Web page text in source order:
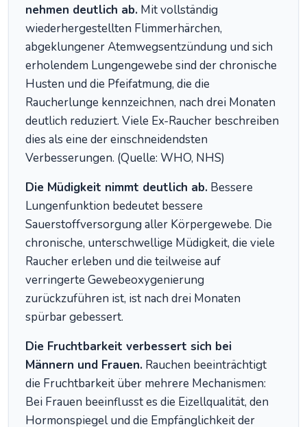
nehmen deutlich ab. Mit vollständig
wiederhergestellten Flimmerhärchen,
abgeklungener Atemwegsentzündung und sich
erholendem Lungengewebe sind der chronische
Husten und die Pfeifatmung, die die
Raucherlunge kennzeichnen, nach drei Monaten
deutlich reduziert. Viele Ex-Raucher beschreiben
dies als eine der einschneidendsten
Verbesserungen. (Quelle: WHO, NHS)
Die Müdigkeit nimmt deutlich ab. Bessere
Lungenfunktion bedeutet bessere
Sauerstoffversorgung aller Körpergewebe. Die
chronische, unterschwellige Müdigkeit, die viele
Raucher erleben und die teilweise auf
verringerte Gewebeoxygenierung
zurückzuführen ist, ist nach drei Monaten
spürbar gebessert.
Die Fruchtbarkeit verbessert sich bei
Männern und Frauen. Rauchen beeinträchtigt
die Fruchtbarkeit über mehrere Mechanismen:
Bei Frauen beeinflusst es die Eizellqualität, den
Hormonspiegel und die Empfänglichkeit der